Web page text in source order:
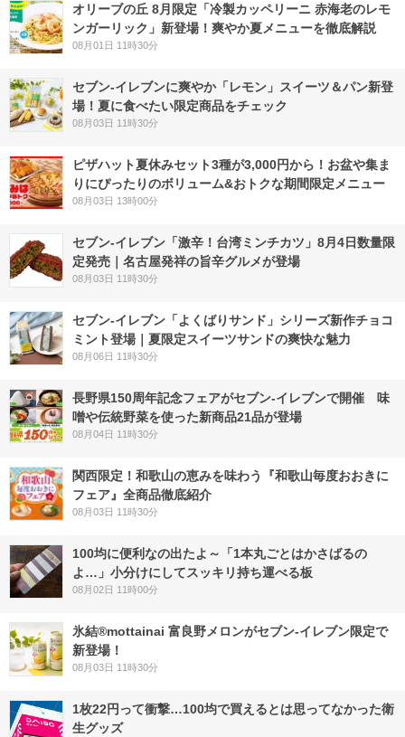
オリーブの丘 8月限定「冷製カッペリーニ 赤海老のレモ
ンガーリック」新登場！爽やか夏メニューを徹底解説
08月01日 11時30分
セブン‐イレブンに爽やか「レモン」スイーツ＆パン新登
場！夏に食べたい限定商品をチェック
08月03日 11時30分
ピザハット夏休みセット3種が3,000円から！お盆や集ま
りにぴったりのボリューム&おトクな期間限定メニュー
08月03日 13時00分
セブン-イレブン「激辛！台湾ミンチカツ」8月4日数量限
定発売｜名古屋発祥の旨辛グルメが登場
08月03日 11時30分
セブン‐イレブン「よくばりサンド」シリーズ新作チョコ
ミント登場｜夏限定スイーツサンドの爽快な魅力
08月06日 11時30分
長野県150周年記念フェアがセブン-イレブンで開催 味
噌や伝統野菜を使った新商品21品が登場
08月04日 11時30分
関西限定！和歌山の恵みを味わう『和歌山毎度おおきに
フェア』全商品徹底紹介
08月03日 11時30分
100均に便利なの出たよ～「1本丸ごとはかさばるの
よ…」小分けにしてスッキリ持ち運べる板
08月02日 11時00分
氷結®mottainai 富良野メロンがセブン‐イレブン限定で
新登場！
08月03日 11時30分
1枚22円って衝撃…100均で買えるとは思ってなかった衛
生グッズ